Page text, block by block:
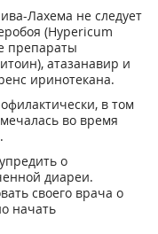
Лахема не следует
(Hypericum
препараты
атазанавир и
иринотекана.
в том
во время
о
диареи.
своего врача о
начать